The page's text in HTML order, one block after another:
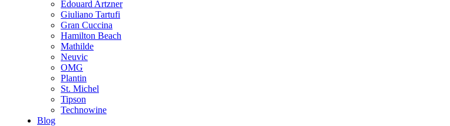
Edouard Artzner
Giuliano Tartufi
Gran Cuccina
Hamilton Beach
Mathilde
Neuvic
OMG
Plantin
St. Michel
Tipson
Technowine
Blog